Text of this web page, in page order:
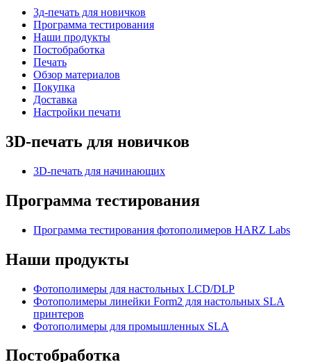
3д-печать для новичков
Программа тестирования
Наши продукты
Постобработка
Печать
Обзор материалов
Покупка
Доставка
Настройки печати
3D-печать для новичков
3D-печать для начинающих
Программа тестирования
Программа тестирования фотополимеров HARZ Labs
Наши продукты
Фотополимеры для настольных LCD/DLP
Фотополимеры линейки Form2 для настольных SLA
принтеров
Фотополимеры для промышленных SLA
Постобработка